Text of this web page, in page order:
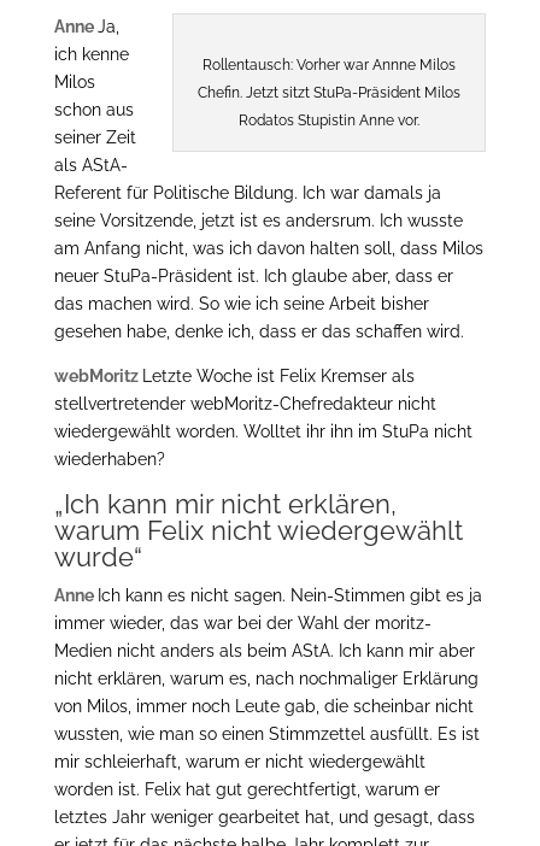
Rollentausch: Vorher war Annne Milos
Chefin. Jetzt sitzt StuPa-Präsident Milos
Rodatos Stupistin Anne vor.
AnneJa,
ich kenne
Milos
schon aus
seiner Zeit
als AStA-
Referent für Politische Bildung. Ich war damals ja
seine Vorsitzende, jetzt ist es andersrum. Ich wusste
am Anfang nicht, was ich davon halten soll, dass Milos
neuer StuPa-Präsident ist. Ich glaube aber, dass er
das machen wird. So wie ich seine Arbeit bisher
gesehen habe, denke ich, dass er das schaffen wird.
webMoritz
Letzte Woche ist Felix Kremser als
stellvertretender webMoritz-Chefredakteur nicht
wiedergewählt worden. Wolltet ihr ihn im StuPa nicht
wiederhaben?
„Ich kann mir nicht erklären,
warum Felix nicht wiedergewählt
wurde“
Anne Ich kann es nicht sagen. Nein-Stimmen gibt es ja
immer wieder, das war bei der Wahl der moritz-
Medien nicht anders als beim AStA. Ich kann mir aber
nicht erklären, warum es, nach nochmaliger Erklärung
von Milos, immer noch Leute gab, die scheinbar nicht
wussten, wie man so einen Stimmzettel ausfüllt. Es ist
mir schleierhaft, warum er nicht wiedergewählt
worden ist. Felix hat gut gerechtfertigt, warum er
letztes Jahr weniger gearbeitet hat, und gesagt, dass